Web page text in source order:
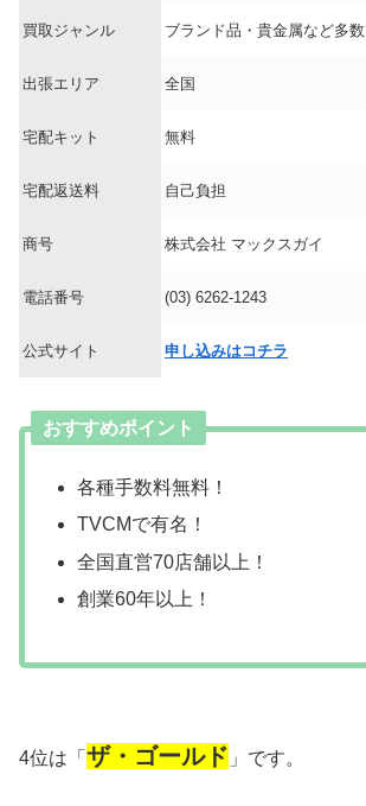
買取ジャンル ブランド品・貴金属など多数
出張エリア 全国
宅配キット 無料
宅配返送料 自己負担
商号 株式会社 マックスガイ
電話番号 (03) 6262-1243
公式サイト 申し込みはコチラ
おすすめポイント
各種手数料無料！
TVCMで有名！
全国直営70店舗以上！
創業60年以上！
4位は「 ザ・ゴールド 」です。